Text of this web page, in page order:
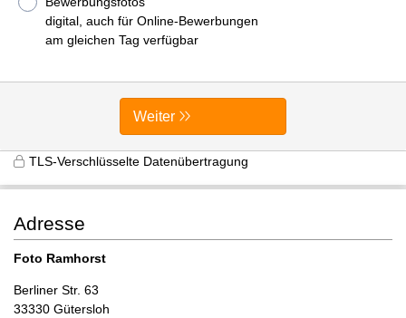
digital, auch für Online-Bewerbungen
am gleichen Tag verfügbar
Weiter
TLS-Verschlüsselte Datenübertragung
Adresse
Foto Ramhorst
Berliner Str. 63
33330 Gütersloh